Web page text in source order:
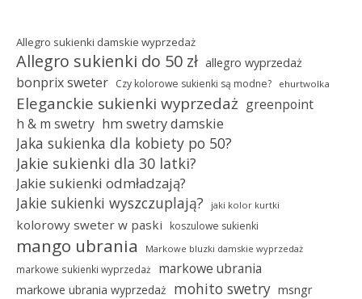
Allegro sukienki damskie wyprzedaż
Allegro sukienki do 50 zł allegro wyprzedaż
bonprix sweter Czy kolorowe sukienki są modne? ehurtwolka
Eleganckie sukienki wyprzedaż greenpoint
h & m swetry hm swetry damskie
Jaka sukienka dla kobiety po 50?
Jakie sukienki dla 30 latki?
Jakie sukienki odmładzają?
Jakie sukienki wyszczuplają? jaki kolor kurtki
kolorowy sweter w paski koszulowe sukienki
mango ubrania Markowe bluzki damskie wyprzedaż
markowe sukienki wyprzedaż markowe ubrania
markowe ubrania wyprzedaż mohito swetry msngr